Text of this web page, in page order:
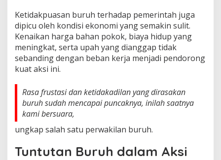
Ketidakpuasan buruh terhadap pemerintah juga
dipicu oleh kondisi ekonomi yang semakin sulit.
Kenaikan harga bahan pokok, biaya hidup yang
meningkat, serta upah yang dianggap tidak
sebanding dengan beban kerja menjadi pendorong
kuat aksi ini.
Rasa frustasi dan ketidakadilan yang dirasakan
buruh sudah mencapai puncaknya, inilah saatnya
kami bersuara,
ungkap salah satu perwakilan buruh.
Tuntutan Buruh dalam Aksi